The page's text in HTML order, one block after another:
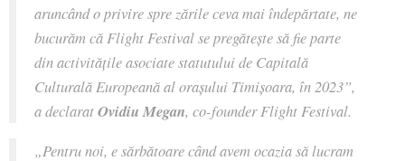
aruncând o privire spre zările ceva mai îndepărtate, ne
bucurăm că Flight Festival se pregătește să fie parte
din activitățile asociate statutului de Capitală
Culturală Europeană al orașului Timișoara, în 2023”,
a declaratOvidiu Megan, co-founder Flight Festival.
„Pentru noi, e sărbătoare când avem ocazia să lucram